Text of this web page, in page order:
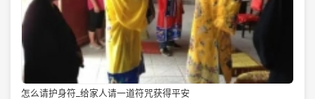
怎么请护身符_给家人请一道符咒获得平安